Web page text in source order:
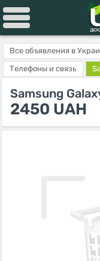
Все объявления в
Телефоны и связь
Samsung
2450 UAH